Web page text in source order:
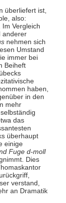
überliefert ist,
also:
Vergleich
anderer
nehmen sich
Umstand
immer bei
Beiheft
haben,
in den
mehr
das
überhaupt
einige
Fuge d-moll
Dies
verstand,
an Dramatik